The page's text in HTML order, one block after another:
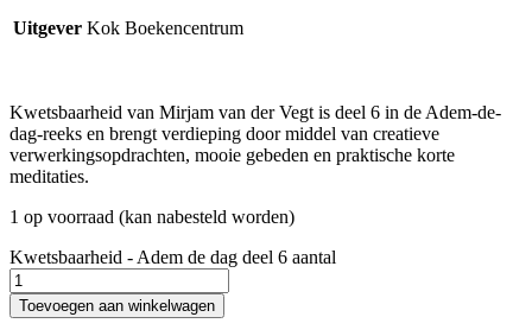
Uitgever Kok Boekencentrum
Kwetsbaarheid van Mirjam van der Vegt is deel 6 in de Adem-de-
dag-reeks en brengt verdieping door middel van creatieve
verwerkingsopdrachten, mooie gebeden en praktische korte
meditaties.
1 op voorraad (kan nabesteld worden)
Kwetsbaarheid - Adem de dag deel 6 aantal
Toevoegen aan winkelwagen